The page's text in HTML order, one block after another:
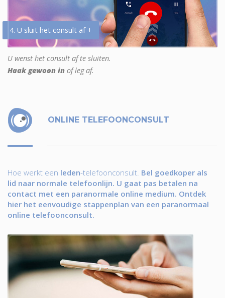
4. U sluit het consult af +
U wenst het consult af te sluiten.
Haak gewoon in of leg af.
ONLINE TELEFOONCONSULT
Hoe werkt een leden-telefoonconsult. Bel goedkoper als
lid naar normale telefoonlijn. U gaat pas betalen na
contact met een paranormale online medium. Ontdek
hier het eenvoudige stappenplan van een paranormaal
online telefoonconsult.